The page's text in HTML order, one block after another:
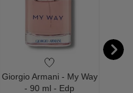
Giorgio Armani - My Way
- 90 ml - Edp